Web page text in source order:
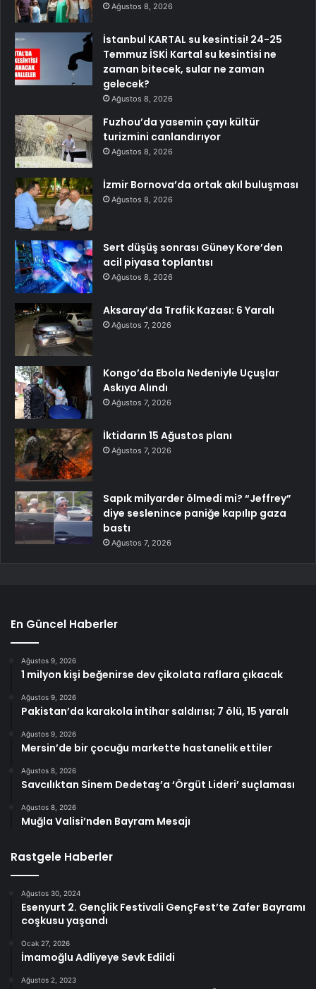
Ağustos 8, 2026
İstanbul KARTAL su kesintisi! 24-25
Temmuz İSKİ Kartal su kesintisi ne
zaman bitecek, sular ne zaman
gelecek?
Ağustos 8, 2026
Fuzhou’da yasemin çayı kültür
turizmini canlandırıyor
Ağustos 8, 2026
İzmir Bornova’da ortak akıl buluşması
Ağustos 8, 2026
Sert düşüş sonrası Güney Kore’den
acil piyasa toplantısı
Ağustos 8, 2026
Aksaray’da Trafik Kazası: 6 Yaralı
Ağustos 7, 2026
Kongo’da Ebola Nedeniyle Uçuşlar
Askıya Alındı
Ağustos 7, 2026
İktidarın 15 Ağustos planı
Ağustos 7, 2026
Sapık milyarder ölmedi mi? “Jeffrey”
diye seslenince paniğe kapılıp gaza
bastı
Ağustos 7, 2026
En Güncel Haberler
Ağustos 9, 2026
1 milyon kişi beğenirse dev çikolata raflara çıkacak
Ağustos 9, 2026
Pakistan’da karakola intihar saldırısı; 7 ölü, 15 yaralı
Ağustos 9, 2026
Mersin’de bir çocuğu markette hastanelik ettiler
Ağustos 8, 2026
Savcılıktan Sinem Dedetaş’a ‘Örgüt Lideri’ suçlaması
Ağustos 8, 2026
Muğla Valisi’nden Bayram Mesajı
Rastgele Haberler
Ağustos 30, 2024
Esenyurt 2. Gençlik Festivali GençFest’te Zafer Bayramı
coşkusu yaşandı
Ocak 27, 2026
İmamoğlu Adliyeye Sevk Edildi
Ağustos 2, 2023